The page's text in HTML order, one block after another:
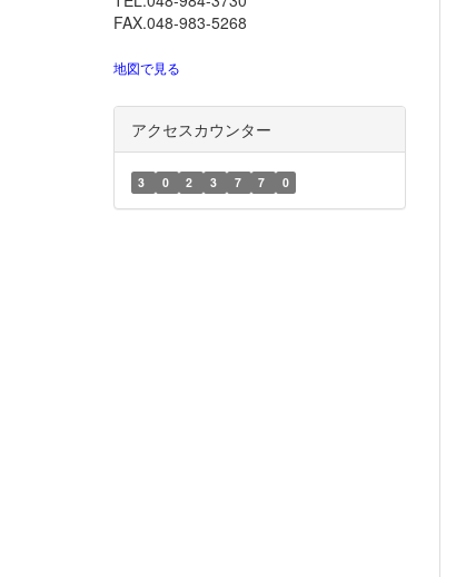
FAX.048-983-5268
地図で見る
アクセスカウンター
3 0 2 3 7 7 0